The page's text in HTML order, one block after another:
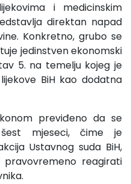
i medicinskim
direktan napad
Konkretno, grubo se
jedinstven ekonomski
5. na temelju kojeg je
BiH kao dodatna
previđeno da se
mjeseci, čime je
Ustavnog suda BiH,
reagirati